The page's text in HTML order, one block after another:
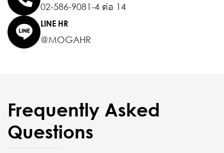
02-586-9081-4 ต่อ 14
LINE HR
@MOGAHR
Frequently Asked
Questions